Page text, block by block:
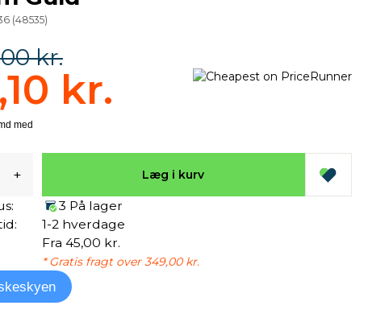
(48535)
kr.
kr.
+ Læg i kurv
3 På lager
1-2 hverdage
Fra 45,00 kr.
* Gratis fragt over 349,00 kr.